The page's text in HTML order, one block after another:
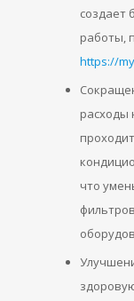
создает
работы,
https://
расходы
что